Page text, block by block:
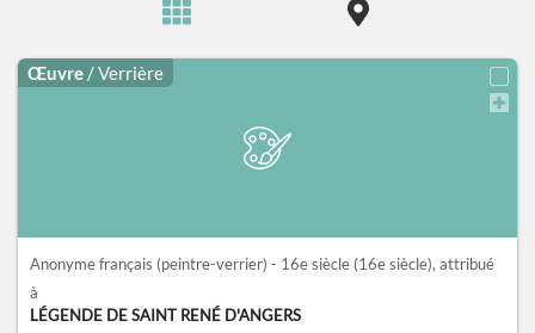
Œuvre / Verrière
Anonyme français (peintre-verrier) - 16e siècle (16e siècle), attribué
à
LÉGENDE DE SAINT RENÉ D'ANGERS